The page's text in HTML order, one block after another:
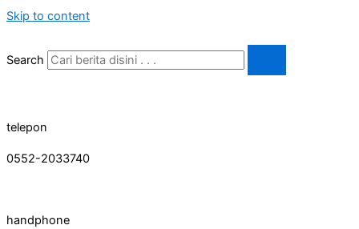
Skip to content
Search
telepon
0552-2033740
handphone